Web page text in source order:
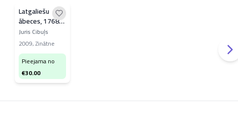
Latgaliešu
ābeces, 1768-
2008
Juris Cibuļs
2009,Zinātne
Pieejama no
€30.00